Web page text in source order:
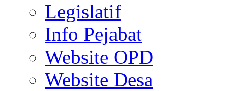
Legislatif
Info Pejabat
Website OPD
Website Desa